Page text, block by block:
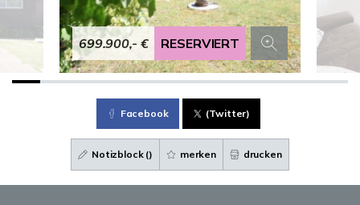
699.900,- € RESERVIERT
Facebook (Twitter)
Notizblock () merken drucken